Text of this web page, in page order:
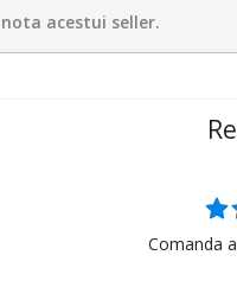
acestui seller.
Comanda